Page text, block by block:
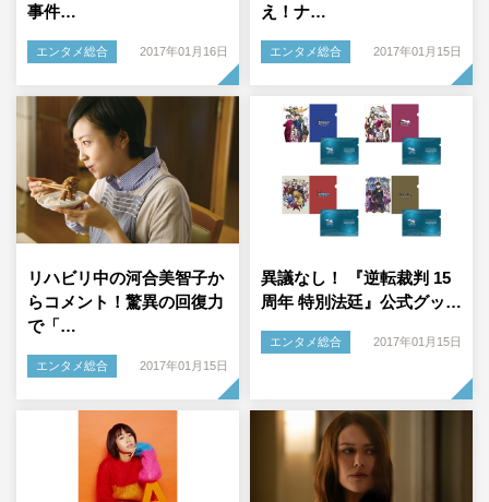
事件…
エンタメ総合 2017年01月16日
え！ナ…
エンタメ総合 2017年01月15日
リハビリ中の河合美智子か
らコメント！驚異の回復力
で「…
エンタメ総合 2017年01月15日
異議なし！ 『逆転裁判 15
周年 特別法廷』公式グッ…
エンタメ総合 2017年01月15日